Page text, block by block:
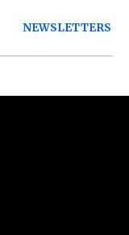
NEWSLETTERS